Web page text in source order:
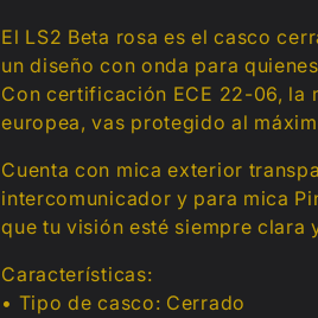
El LS2 Beta rosa es el casco
un diseño con onda para
Con certificación ECE 22-06, la
europea, vas protegido al
Cuenta con mica exterior
intercomunicador y para mica
que tu visión esté siempre clara
Características:
• Tipo de casco: Cerrado